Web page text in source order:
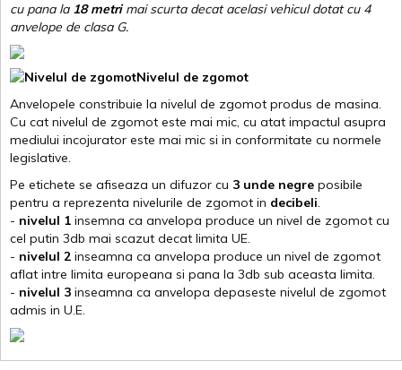
cu pana la 18 metrimai scurta decat acelasi vehicul dotat cu 4
anvelope de clasa G.
Nivelul de zgomot
Anvelopele constribuie la nivelul de zgomot produs de masina.
Cu cat nivelul de zgomot este mai mic, cu atat impactul asupra
mediului incojurator este mai mic si in conformitate cu normele
legislative.
Pe etichete se afiseaza un difuzor cu 3 unde negre posibile
pentru a reprezenta nivelurile de zgomot in decibeli.
- nivelul 1 insemna ca anvelopa produce un nivel de zgomot cu
cel putin 3db mai scazut decat limita UE.
- nivelul 2 inseamna ca anvelopa produce un nivel de zgomot
aflat intre limita europeana si pana la 3db sub aceasta limita.
- nivelul 3 inseamna ca anvelopa depaseste nivelul de zgomot
admis in U.E.